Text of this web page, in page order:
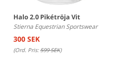
Halo 2.0 Pikétröja Vit
Stierna Equestrian Sportswear
300 SEK
(Ord. Pris:599 SEK)